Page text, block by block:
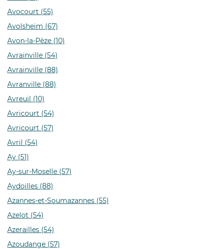
Avocourt (55)
Avolsheim (67)
Avon-la-Pèze (10)
Avrainville (54)
Avrainville (88)
Avranville (88)
Avreuil (10)
Avricourt (54)
Avricourt (57)
Avril (54)
Ay (51)
Ay-sur-Moselle (57)
Aydoilles (88)
Azannes-et-Soumazannes (55)
Azelot (54)
Azerailles (54)
Azoudange (57)